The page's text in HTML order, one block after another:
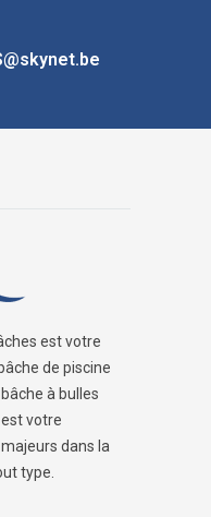
est votre
de piscine
à bulles
votre
dans la
type.